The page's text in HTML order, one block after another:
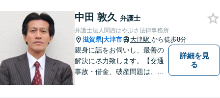
中田 敦久 弁護士
弁護士法人関西はやぶさ法律事務所
滋賀県|大津市 大津駅 から徒歩8分
親身に話をお伺いし、最善の
解決に尽力致します。【交通
事故・借金、破産問題は、初
詳細を見
る